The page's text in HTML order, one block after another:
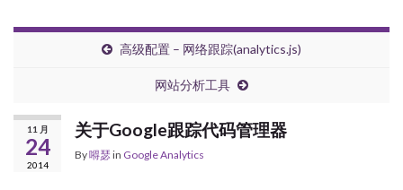
高级配置 – 网络跟踪(analytics.js)
网站分析工具
11 月
24
2014
关于Google跟踪代码管理器
By嘚瑟 in Google Analytics